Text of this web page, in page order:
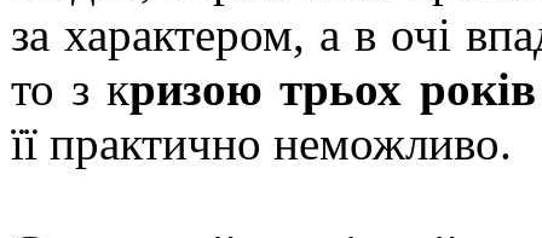
за характером, а в очі
то з кризою трьох років
її практично неможливо.